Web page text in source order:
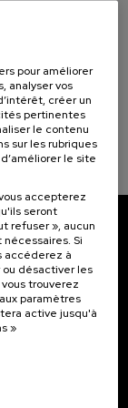
pour améliorer
analyser vos
créer un
pertinentes
le contenu
sur les rubriques
le site
accepterez
seront
refuser », aucun
Si
accéderez à
désactiver les
trouverez
paramètres
active jusqu'à
»